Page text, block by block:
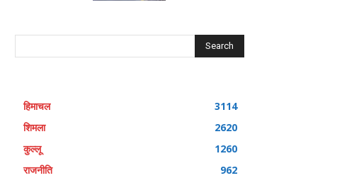
Search
हिमाचल
3114
शिमला
2620
कुल्लू
1260
राजनीति
962